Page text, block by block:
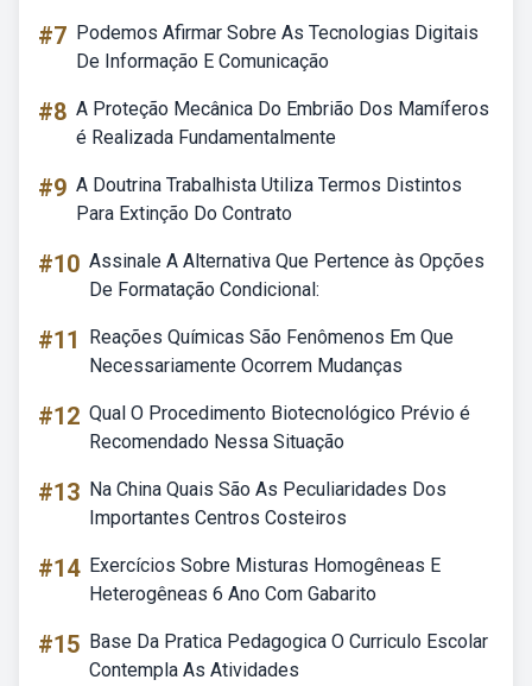
#7 Podemos Afirmar Sobre As Tecnologias Digitais
De Informação E Comunicação
#8 A Proteção Mecânica Do Embrião Dos Mamíferos
é Realizada Fundamentalmente
#9 A Doutrina Trabalhista Utiliza Termos Distintos
Para Extinção Do Contrato
#10 Assinale A Alternativa Que Pertence às Opções
De Formatação Condicional:
#11
Reações Químicas São Fenômenos Em Que
Necessariamente Ocorrem Mudanças
#12 Qual O Procedimento Biotecnológico Prévio é
Recomendado Nessa Situação
#13 Na China Quais São As Peculiaridades Dos
Importantes Centros Costeiros
#14 Exercícios Sobre Misturas Homogêneas E
Heterogêneas 6 Ano Com Gabarito
#15 Base Da Pratica Pedagogica O Curriculo Escolar
Contempla As Atividades